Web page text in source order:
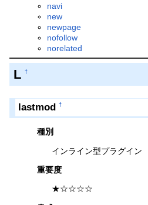
navi
new
newpage
nofollow
norelated
L †
lastmod†
種別
インライン型プラグイン
重要度
★☆☆☆☆